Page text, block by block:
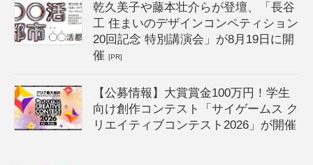
乾久美子や藤本壮介らが登壇、「長谷
工 住まいのデザインコンペティション
20回記念 特別講演会」が8月19日に開
催[PR]
【公募情報】大賞賞金100万円！学生
向け創作コンテスト「サイゲームス ク
リエイティブコンテスト2026」が開催